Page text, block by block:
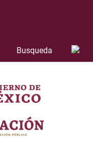
Busqueda